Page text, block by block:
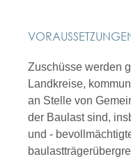
Zuschüsse werden
Landkreise,
an Stelle von
der Baulast sind,
und -